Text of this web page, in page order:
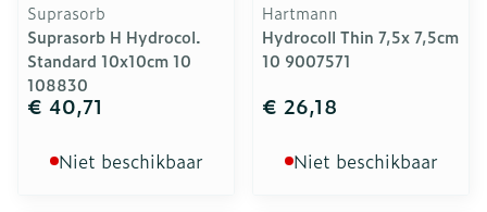
Suprasorb
Suprasorb H Hydrocol.
Standard 10x10cm 10
108830
€ 40,71
Niet beschikbaar
Hartmann
Hydrocoll Thin 7,5x 7,5cm
10 9007571
€ 26,18
Niet beschikbaar